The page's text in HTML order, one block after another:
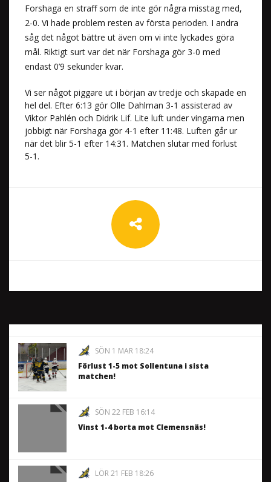
Forshaga en straff som de inte gör några misstag med,
2-0. Vi hade problem resten av första perioden. I andra
såg det något bättre ut även om vi inte lyckades göra
mål. Riktigt surt var det när Forshaga gör 3-0 med
endast 0’9 sekunder kvar.
Vi ser något piggare ut i början av tredje och skapade en
hel del. Efter 6:13 gör Olle Dahlman 3-1 assisterad av
Viktor Pahlén och Didrik Lif. Lite luft under vingarna men
jobbigt när Forshaga gör 4-1 efter 11:48. Luften går ur
när det blir 5-1 efter 14:31. Matchen slutar med förlust
5-1.
SÖN 1 MAR 18:24
Förlust 1-5 mot Sollentuna i sista
matchen!
SÖN 22 FEB 16:14
Vinst 1-4 borta mot Clemensnäs!
LÖR 21 FEB 18:26